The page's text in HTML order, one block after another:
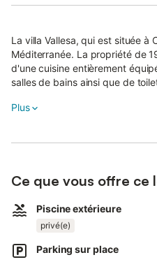
La villa Vallesa, qui est située à
Méditerranée. La propriété de
d'une cuisine entièrement
salles de bains ainsi que de
Cette villa offre un espace
douche extérieure.
La propriété se trouve à
en commun, des
des locations de vélos.
Plus
Ce que vous offre ce
Piscine extérieure
privé(e)
Parking sur place